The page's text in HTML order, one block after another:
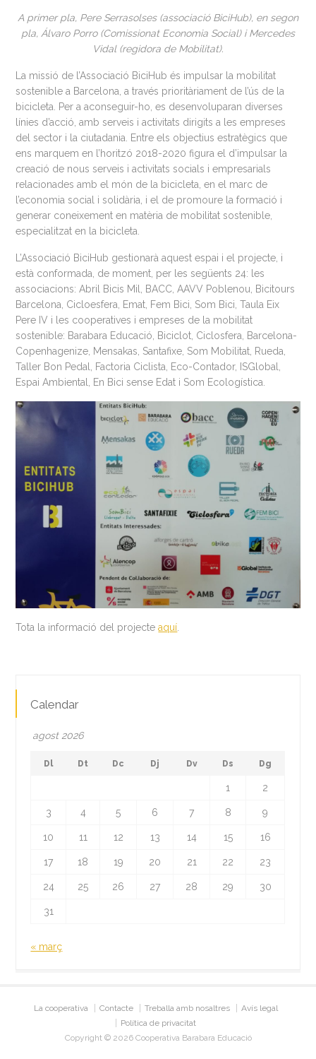
A primer pla, Pere Serrasolses (associació BiciHub), en segon
pla, Álvaro Porro (Comissionat Economia Social) i Mercedes
Vidal (regidora de Mobilitat).
La missió de l’Associació BiciHub és impulsar la mobilitat
sostenible a Barcelona, ​​a través prioritàriament de l’ús de la
bicicleta. Per a aconseguir-ho, es desenvoluparan diverses
línies d’acció, amb serveis i activitats dirigits a les empreses
del sector i la ciutadania. Entre els objectius estratègics que
ens marquem en l’horitzó 2018-2020 figura el d’impulsar la
creació de nous serveis i activitats socials i empresarials
relacionades amb el món de la bicicleta, en el marc de
l’economia social i solidària, i el de promoure la formació i
generar coneixement en matèria de mobilitat sostenible,
especialitzat en la bicicleta.
L’Associació BiciHub gestionarà aquest espai i el projecte, i
està conformada, de moment, per les següents 24: les
associacions: Abril Bicis Mil, BACC, AAVV Poblenou, Bicitours
Barcelona, Cicloesfera, Emat, Fem Bici, Som Bici, Taula Eix
Pere IV i les cooperatives i empreses de la mobilitat
sostenible: Barabara Educació, Biciclot, Ciclosfera, Barcelona-
Copenhagenize, Mensakas, Santafixe, Som Mobilitat, Rueda,
Taller Bon Pedal, Factoria Ciclista, Eco-Contador, ISGlobal,
Espai Ambiental, En Bici sense Edat i Som Ecologística.
Tota la informació del projecteaquí
Calendar
agost 2026
Dl Dt Dc Dj Dv Ds Dg
1 2
3 4 5 6 7 8 9
10 11 12 13 14 15 16
17 18 19 20 21 22 23
24 25 26 27 28 29 30
31
« març
La cooperativa Contacte Treballa amb nosaltres
Avís legal
Política de privacitat
Copyright © 2026 Cooperativa Barabara Educació